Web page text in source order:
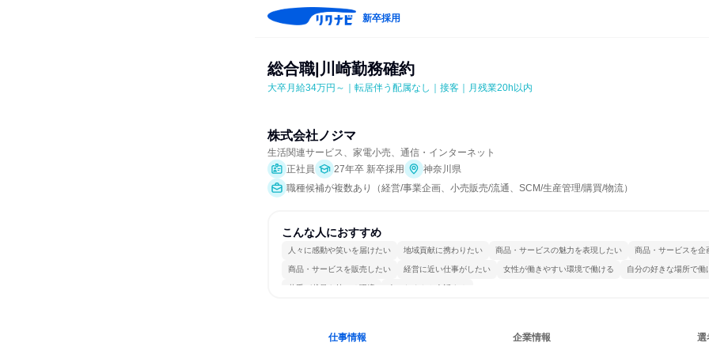
新卒採用
総合職|川崎勤務確約
大卒月給34万円～｜転居伴う配属なし｜接客｜月残業20h以内
株式会社ノジマ
生活関連サービス、家電小売、通信・インターネット
正社員
27年卒 新卒採用
神奈川県
職種候補が複数あり（経営/事業企画、小売販売/流通、SCM/生産管理/購買/物流）
こんな人におすすめ
人々に感動や笑いを届けたい 地域貢献に携わりたい 商品・サービスの魅力を表現したい 商品・サービスを企
商品・サービスを販売したい 経営に近い仕事がしたい 女性が働きやすい環境で働ける 自分の好きな場所で働
若手が裁量を持てる環境 人とたくさん会話する
仕事情報 企業情報 選